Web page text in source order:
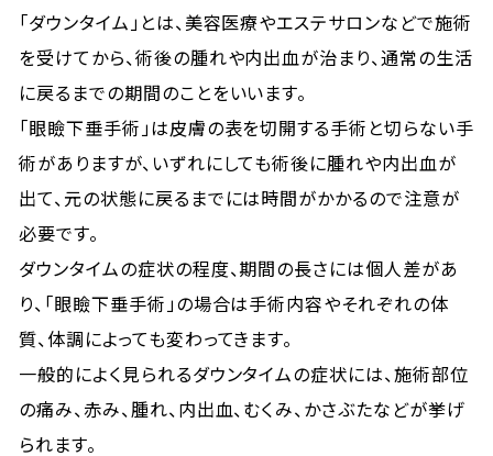
「ダウンタイム」とは、美容医療やエステサロンなどで施術
を受けてから、術後の腫れや内出血が治まり、通常の生活
に戻るまでの期間のことをいいます。
「眼瞼下垂手術」は皮膚の表を切開する手術と切らない手
術がありますが、いずれにしても術後に腫れや内出血が
出て、元の状態に戻るまでには時間がかかるので注意が
必要です。
ダウンタイムの症状の程度、期間の長さには個人差があ
り、「眼瞼下垂手術」の場合は手術内容やそれぞれの体
質、体調によっても変わってきます。
一般的によく見られるダウンタイムの症状には、施術部位
の痛み、赤み、腫れ、内出血、むくみ、かさぶたなどが挙げ
られます。